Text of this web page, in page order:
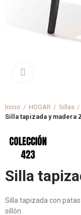
Inicio HOGAR Sillas
Silla tapizada y madera
Silla
Silla tapizada con
sillón.